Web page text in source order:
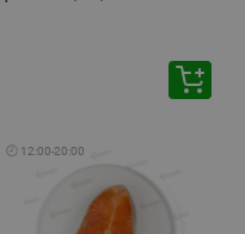
🕘 12:00-20:00